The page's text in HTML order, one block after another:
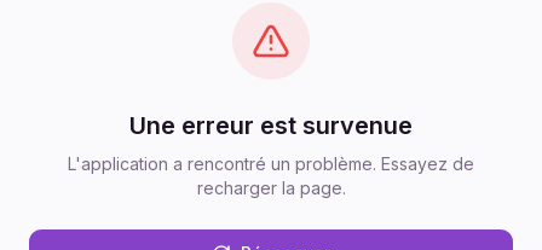
Une erreur est survenue
L'application a rencontré un problème. Essayez de
recharger la page.